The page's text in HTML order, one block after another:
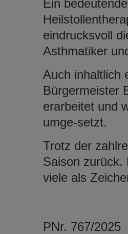
Ein
eindrucksvoll
Asthmatiker
Auch inhaltlich
Bürgermeister
erarbeitet und
umge-setzt.
Trotz der
Saison zurück.
viele als
PNr. 767/2025